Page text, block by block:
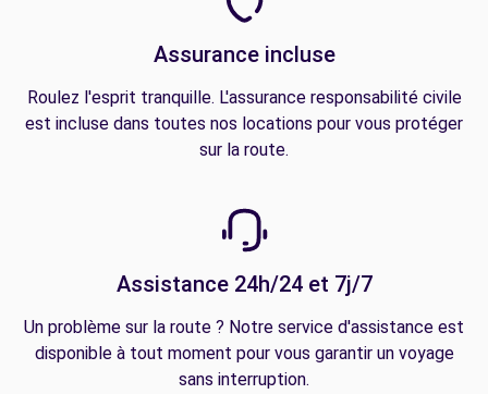
Assurance incluse
Roulez l'esprit tranquille. L'assurance responsabilité civile
est incluse dans toutes nos locations pour vous protéger
sur la route.
Assistance 24h/24 et 7j/7
Un problème sur la route ? Notre service d'assistance est
disponible à tout moment pour vous garantir un voyage
sans interruption.